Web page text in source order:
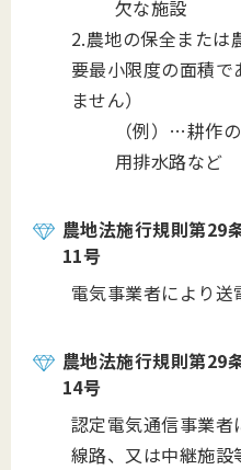
欠な施設
2.農地の保全または
要最小限度の面積で
ません）
（例）…耕作
用排水路など
農地法施行規則第29
11号
電気事業者により
農地法施行規則第29
14号
認定電気通信事業
線路、又は中継施